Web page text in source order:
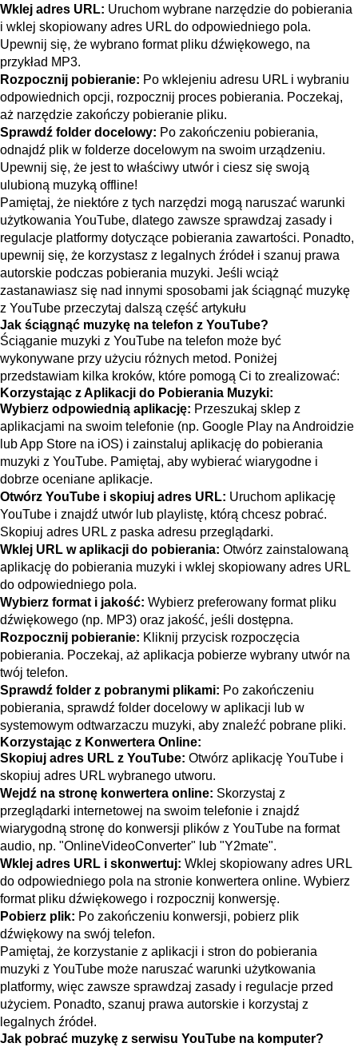
Wklej adres URL: Uruchom wybrane narzędzie do pobierania
i wklej skopiowany adres URL do odpowiedniego pola.
Upewnij się, że wybrano format pliku dźwiękowego, na
przykład MP3.
Rozpocznij pobieranie: Po wklejeniu adresu URL i wybraniu
odpowiednich opcji, rozpocznij proces pobierania. Poczekaj,
aż narzędzie zakończy pobieranie pliku.
Sprawdź folder docelowy: Po zakończeniu pobierania,
odnajdź plik w folderze docelowym na swoim urządzeniu.
Upewnij się, że jest to właściwy utwór i ciesz się swoją
ulubioną muzyką offline!
Pamiętaj, że niektóre z tych narzędzi mogą naruszać warunki
użytkowania YouTube, dlatego zawsze sprawdzaj zasady i
regulacje platformy dotyczące pobierania zawartości. Ponadto,
upewnij się, że korzystasz z legalnych źródeł i szanuj prawa
autorskie podczas pobierania muzyki. Jeśli wciąż
zastanawiasz się nad innymi sposobami jak ściągnąć muzykę
z YouTube przeczytaj dalszą część artykułu
Jak ściągnąć muzykę na telefon z YouTube?
Ściąganie muzyki z YouTube na telefon może być
wykonywane przy użyciu różnych metod. Poniżej
przedstawiam kilka kroków, które pomogą Ci to zrealizować:
Korzystając z Aplikacji do Pobierania Muzyki:
Wybierz odpowiednią aplikację: Przeszukaj sklep z
aplikacjami na swoim telefonie (np. Google Play na Androidzie
lub App Store na iOS) i zainstaluj aplikację do pobierania
muzyki z YouTube. Pamiętaj, aby wybierać wiarygodne i
dobrze oceniane aplikacje.
Otwórz YouTube i skopiuj adres URL: Uruchom aplikację
YouTube i znajdź utwór lub playlistę, którą chcesz pobrać.
Skopiuj adres URL z paska adresu przeglądarki.
Wklej URL w aplikacji do pobierania: Otwórz zainstalowaną
aplikację do pobierania muzyki i wklej skopiowany adres URL
do odpowiedniego pola.
Wybierz format i jakość: Wybierz preferowany format pliku
dźwiękowego (np. MP3) oraz jakość, jeśli dostępna.
Rozpocznij pobieranie: Kliknij przycisk rozpoczęcia
pobierania. Poczekaj, aż aplikacja pobierze wybrany utwór na
twój telefon.
Sprawdź folder z pobranymi plikami: Po zakończeniu
pobierania, sprawdź folder docelowy w aplikacji lub w
systemowym odtwarzaczu muzyki, aby znaleźć pobrane pliki.
Korzystając z Konwertera Online:
Skopiuj adres URL z YouTube: Otwórz aplikację YouTube i
skopiuj adres URL wybranego utworu.
Wejdź na stronę konwertera online: Skorzystaj z
przeglądarki internetowej na swoim telefonie i znajdź
wiarygodną stronę do konwersji plików z YouTube na format
audio, np. "OnlineVideoConverter" lub "Y2mate".
Wklej adres URL i skonwertuj: Wklej skopiowany adres URL
do odpowiedniego pola na stronie konwertera online. Wybierz
format pliku dźwiękowego i rozpocznij konwersję.
Pobierz plik: Po zakończeniu konwersji, pobierz plik
dźwiękowy na swój telefon.
Pamiętaj, że korzystanie z aplikacji i stron do pobierania
muzyki z YouTube może naruszać warunki użytkowania
platformy, więc zawsze sprawdzaj zasady i regulacje przed
użyciem. Ponadto, szanuj prawa autorskie i korzystaj z
legalnych źródeł.
Jak pobrać muzykę z serwisu YouTube na komputer?